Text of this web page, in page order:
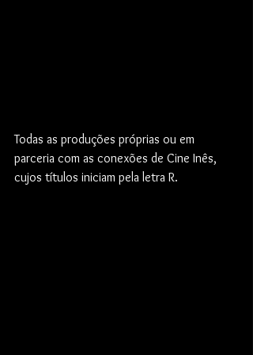
Todas as produções próprias ou em
parceria com as conexões de Cine Inês,
cujos títulos iniciam pela letra R.